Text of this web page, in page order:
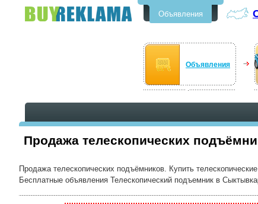
Объявления
Объявления
Продажа телескопических
Продажа телескопических подъёмников. Купить
Бесплатные объявления Телескопический подъемник в